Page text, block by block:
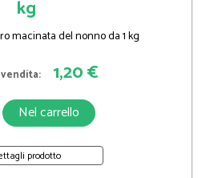
kg
macinata del nonno da 1 kg
1,20 €
prodotto